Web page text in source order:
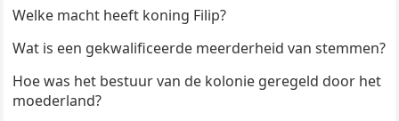
Welke macht heeft koning Filip?
Wat is een gekwalificeerde meerderheid van stemmen?
Hoe was het bestuur van de kolonie geregeld door het
moederland?